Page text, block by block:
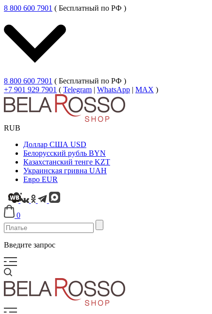
8 800 600 7901 ( Бесплатный по РФ )
8 800 600 7901 ( Бесплатный по РФ )
+7 901 929 7901 ( Telegram | WhatsApp | MAX )
RUB
Доллар США USD
Белорусский рубль BYN
Казахстанский тенге KZT
Украинская гривна UAH
Евро EUR
0
Введите запрос